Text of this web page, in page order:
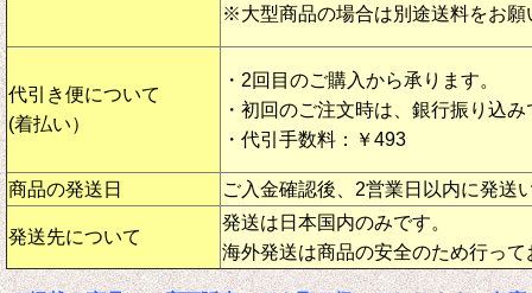
※大型商品の場合は別途送料をお願
代引き便について
(着払い）
・2回目のご購入から承ります。
・初回のご注文時は、銀行振り込
・代引手数料：￥493
商品の発送日 ご入金確認後、2営業日以内に発送
発送先について
発送は日本国内のみです。
海外発送は商品の安全のため行って